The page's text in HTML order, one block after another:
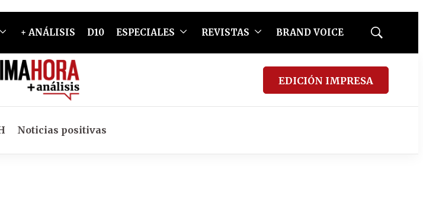
+ ANÁLISIS D10 ESPECIALES REVISTAS BRAND VOICE
Mostrar
EDICIÓN IMPRESA
Noticias positivas